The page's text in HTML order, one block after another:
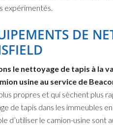
expérimentés.
DE
le nettoyage de tapis à la
usine au service de
propres et qui sèchent plus
de tapis dans les immeubles
d’utiliser le camion-usine sont